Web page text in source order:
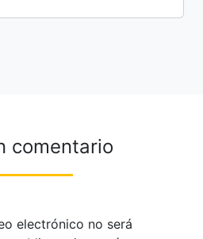
comentario
electrónico no será